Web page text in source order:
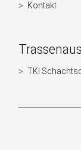
Navigation
Kontakt
Navigation
TKI